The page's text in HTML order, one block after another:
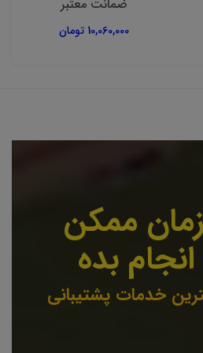
ضمانت معتبر
10,060,000 تومان
ممکن
بده
خدمات پشتیبانی